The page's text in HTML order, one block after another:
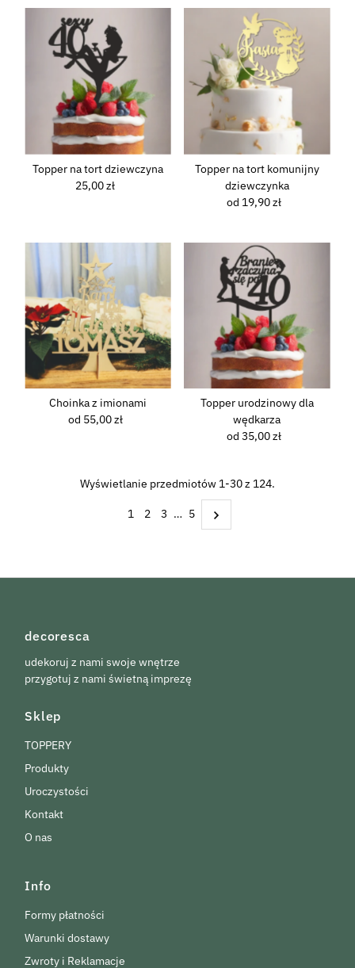
Topper na tort dziewczyna
Normalna
25,00 zł
Topper na tort komunijny
dziewczynka
Normalna
od 19,90 zł
Choinka z imionami
Normalna
od 55,00 zł
Topper urodzinowy dla
wędkarza
Normalna
od 35,00 zł
Wyświetlanie przedmiotów 1-30 z 124.
1 2 3 … 5
decoresca
udekoruj z nami swoje wnętrze
przygotuj z nami świetną imprezę
Sklep
TOPPERY
Produkty
Uroczystości
Kontakt
O nas
Info
Formy płatności
Warunki dostawy
Zwroty i Reklamacje